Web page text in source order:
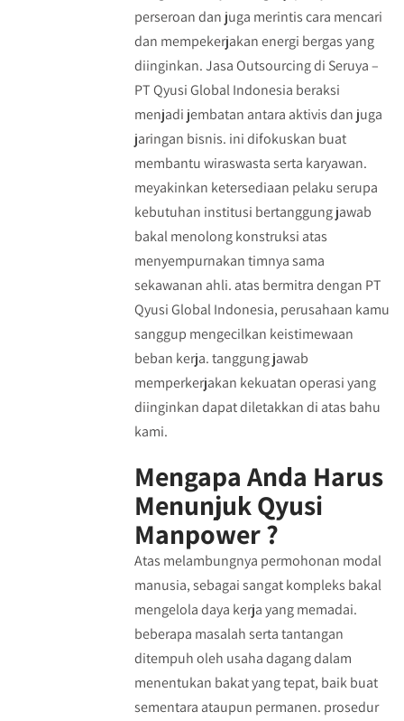
perseroan dan juga merintis cara mencari
dan mempekerjakan energi bergas yang
diinginkan. Jasa Outsourcing di Seruya –
PT Qyusi Global Indonesia beraksi
menjadi jembatan antara aktivis dan juga
jaringan bisnis. ini difokuskan buat
membantu wiraswasta serta karyawan.
meyakinkan ketersediaan pelaku serupa
kebutuhan institusi bertanggung jawab
bakal menolong konstruksi atas
menyempurnakan timnya sama
sekawanan ahli. atas bermitra dengan PT
Qyusi Global Indonesia, perusahaan kamu
sanggup mengecilkan keistimewaan
beban kerja. tanggung jawab
memperkerjakan kekuatan operasi yang
diinginkan dapat diletakkan di atas bahu
kami.
Mengapa Anda Harus
Menunjuk Qyusi
Manpower ?
Atas melambungnya permohonan modal
manusia, sebagai sangat kompleks bakal
mengelola daya kerja yang memadai.
beberapa masalah serta tantangan
ditempuh oleh usaha dagang dalam
menentukan bakat yang tepat, baik buat
sementara ataupun permanen. prosedur